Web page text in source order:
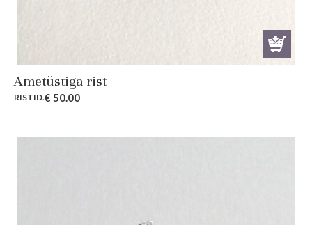
Ametüstiga rist
RISTID.€ 50.00